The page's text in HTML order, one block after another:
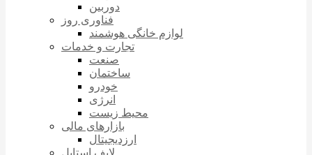
دوربین
فناوری روز
لوازم خانگی هوشمند
تجارت و خدمات
صنعت
ساختمان
خودرو
انرژی
محیط زیست
بازارهای مالی
ارزدیجیتال
لایف استایل